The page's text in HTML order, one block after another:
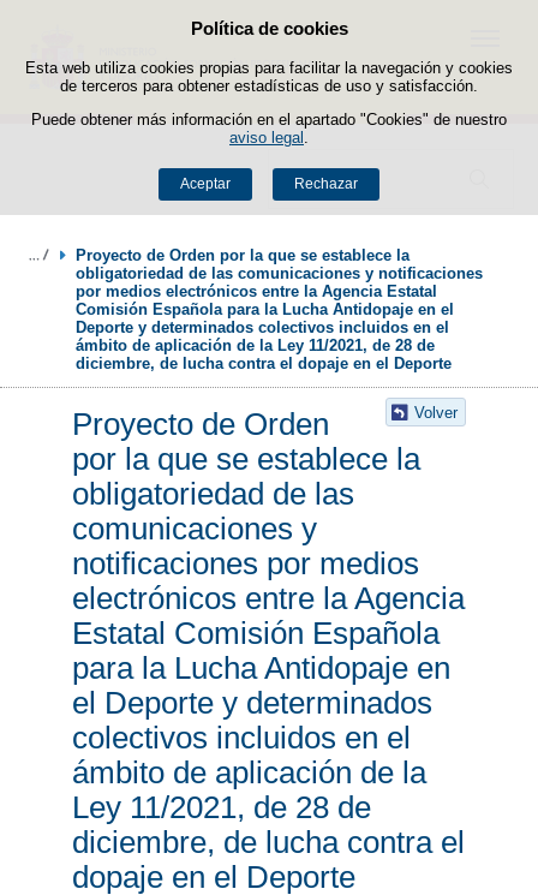
Política de cookies
Esta web utiliza cookies propias para facilitar la navegación y cookies
de terceros para obtener estadísticas de uso y satisfacción.
Puede obtener más información en el apartado "Cookies" de nuestro
aviso legal
Aceptar Rechazar
Saltar al contenido
Buscador
Menú
Proyecto de Orden por la que se establece la
obligatoriedad de las comunicaciones y notificaciones
por medios electrónicos entre la Agencia Estatal
Comisión Española para la Lucha Antidopaje en el
Deporte y determinados colectivos incluidos en el
ámbito de aplicación de la Ley 11/2021, de 28 de
diciembre, de lucha contra el dopaje en el Deporte
Volver
Proyecto de Orden
por la que se establece la
obligatoriedad de las
comunicaciones y
notificaciones por medios
electrónicos entre la Agencia
Estatal Comisión Española
para la Lucha Antidopaje en
el Deporte y determinados
colectivos incluidos en el
ámbito de aplicación de la
Ley 11/2021, de 28 de
diciembre, de lucha contra el
dopaje en el Deporte